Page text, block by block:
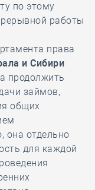
по этому
работы
права
и Сибири
продолжить
займов,
общих
она отдельно
для каждой